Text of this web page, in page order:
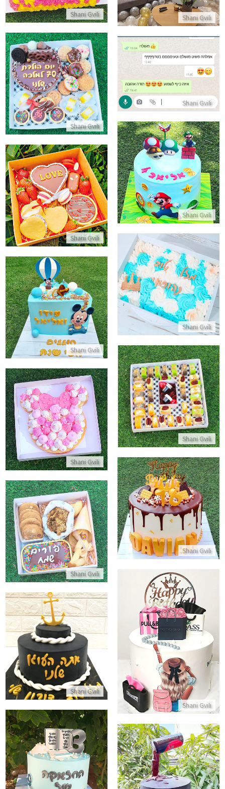
Shani Gvili Shani Gvili
Shani Gvili
מארז קינוחים ליום הולדת
התקשר/י
Shani Gvili
ביקורות מלקוחות מושלם
התקשר/י
Shani Gvili
עוגת סופר מריו
התקשר/י
Shani Gvili
מארז פירות וקינוחים ליום אהבה
התקשר/י
Shani Gvili
עוגת יום הולדת לבן מלבני מתאים לגן
התקשר/י
Shani Gvili
עוגת חצי שנה יום הולדת מיקי
התקשר/י
Shani Gvili
מארז סושי פירות
התקשר/י
Shani Gvili
עוגת בצק פריך וקרם בצורת
התקשר/י
Shani Gvili
דריפ קייק מעוצבת פרווה
התקשר/י
Shani Gvili
מארז לפורים
התקשר/י
Shani Gvili
עוגת מותגים
התקשר/י
Shani Gvili
עוגה לגבר אתה העוגן שלנו
התקשר/י
עוגה מעוצבת לחלאקה
התקשר/י
עוגת קוקה קולה
התקשר/י